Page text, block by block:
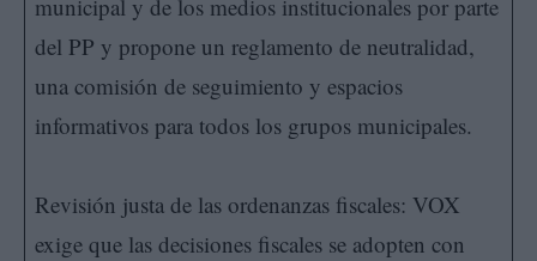
municipal y de los medios institucionales por parte
del PP y propone un reglamento de neutralidad,
una comisión de seguimiento y espacios
informativos para todos los grupos municipales.
Revisión justa de las ordenanzas fiscales: VOX
exige que las decisiones fiscales se adopten con